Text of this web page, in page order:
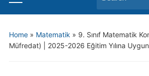
mobile
for:
Home» Matematik » 9. Sınıf Matematik
Müfredat) | 2025-2026 Eğitim Yılına